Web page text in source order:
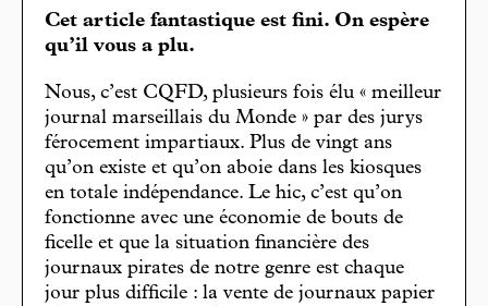
Cet article fantastique est fini. On espère
qu’il vous a plu.
Nous, c’est CQFD, plusieurs fois élu « meilleur
journal marseillais du Monde » par des jurys
férocement impartiaux. Plus de vingt ans
qu’on existe et qu’on aboie dans les kiosques
en totale indépendance. Le hic, c’est qu’on
fonctionne avec une économie de bouts de
ficelle et que la situation financière des
journaux pirates de notre genre est chaque
jour plus difficile : la vente de journaux papier